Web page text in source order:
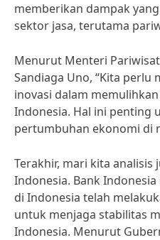
memberikan dampak
sektor jasa, terutama
Menurut Menteri
Sandiaga Uno, “Kita
inovasi dalam
Indonesia. Hal ini penting
pertumbuhan ekonomi di
Terakhir, mari kita
Indonesia. Bank
di Indonesia telah
untuk menjaga stabilitas
Indonesia. Menurut